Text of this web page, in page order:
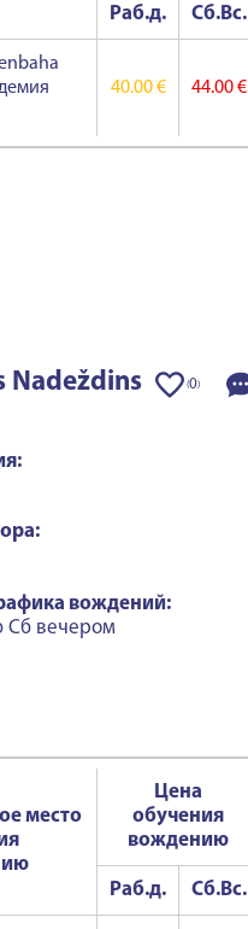
Раб.д. Сб.Вс.
40.00 € 44.00 €
(0)
Nadeždins
вождений:
Сб вечером
место
Цена
обучения
вождению
Раб.д. Сб.Вс.